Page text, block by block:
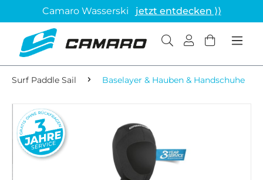
Camaro Wasserski jetzt entdecken ⟩⟩
Surf Paddle Sail Baselayer & Hauben & Handschuhe